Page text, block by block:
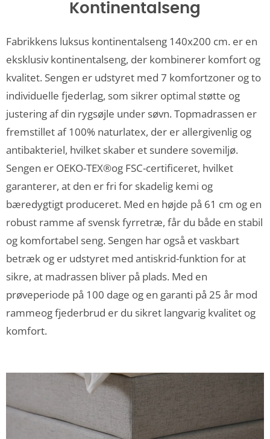
Kontinentalseng
Fabrikkens luksus kontinentalseng 140x200 cm. er en
eksklusiv kontinentalseng, der kombinerer komfort og
kvalitet. Sengen er udstyret med 7 komfortzoner og to
individuelle fjederlag, som sikrer optimal støtte og
justering af din rygsøjle under søvn. Topmadrassen er
fremstillet af 100% naturlatex, der er allergivenlig og
antibakteriel, hvilket skaber et sundere sovemiljø.
Sengen er OEKO-TEX®og FSC-certificeret, hvilket
garanterer, at den er fri for skadelig kemi og
bæredygtigt produceret. Med en højde på 61 cm og en
robust ramme af svensk fyrretræ, får du både en stabil
og komfortabel seng. Sengen har også et vaskbart
betræk og er udstyret med antiskrid-funktion for at
sikre, at madrassen bliver på plads. Med en
prøveperiode på 100 dage og en garanti på 25 år mod
rammeog fjederbrud er du sikret langvarig kvalitet og
komfort.